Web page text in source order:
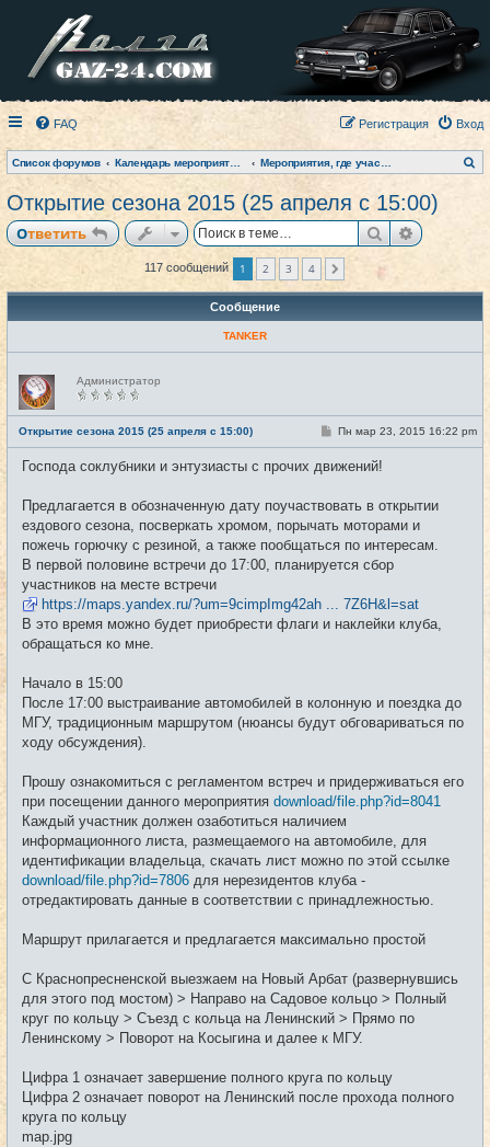
FAQ Вход
Регистрация
Список форумов
о
Открытие сезона 2015 (25 апреля с 15:00)
Ответить Поиск
117 сообщений 1 2 3 4
Сообщение
TANKER
Н
е
в
с
е
т
и
Администратор
Открытие сезона 2015 (25 апреля с 15:00) #1
С
б
н
Пн мар 23, 2015 16:22 pm
Господа соклубники и энтузиасты с прочих движений!
Предлагается в обозначенную дату поучаствовать в открытии
ездового сезона, посверкать хромом, порычать моторами и
пожечь горючку с резиной, а также пообщаться по интересам.
В первой половине встречи до 17:00, планируется сбор
участников на месте встречи
https://maps.yandex.ru/?um=9cimpImg42ah ... 7Z6H&l=sat
В это время можно будет приобрести флаги и наклейки клуба,
обращаться ко мне.
Начало в 15:00
После 17:00 выстраивание автомобилей в колонную и поездка до
МГУ, традиционным маршрутом (нюансы будут обговариваться по
ходу обсуждения).
Прошу ознакомиться с регламентом встреч и придерживаться его
при посещении данного мероприятия download/file.php?id=8041
Каждый участник должен озаботиться наличием
информационного листа, размещаемого на автомобиле, для
идентификации владельца, скачать лист можно по этой ссылке
download/file.php?id=7806 для нерезидентов клуба -
отредактировать данные в соответствии с принадлежностью.
Маршрут прилагается и предлагается максимально простой
С Краснопресненской выезжаем на Новый Арбат (развернувшись
для этого под мостом) > Направо на Садовое кольцо > Полный
круг по кольцу > Съезд с кольца на Ленинский > Прямо по
Ленинскому > Поворот на Косыгина и далее к МГУ.
Цифра 1 означает завершение полного круга по кольцу
Цифра 2 означает поворот на Ленинский после прохода полного
круга по кольцу
map.jpg